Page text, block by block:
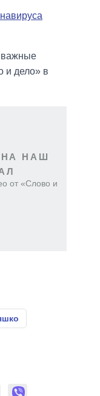
важные
и дело» в
НАШ
от «Слово и